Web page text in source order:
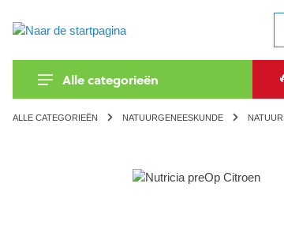
Alle categorieën
ALLE CATEGORIEËN NATUURGENEESKUNDE
component.cms.imageGallery.skipImageGallery